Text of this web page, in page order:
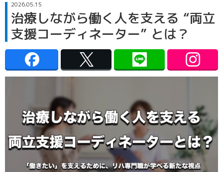
2026.05.15
治療しながら働く人を支える “両立
支援コーディネーター” とは？